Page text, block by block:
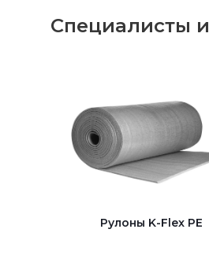
Специалисты
Рулоны K-Flex PE